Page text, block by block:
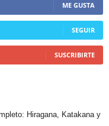
ME GUSTA
SEGUIR
SUSCRIBIRTE
Hiragana, Katakana y